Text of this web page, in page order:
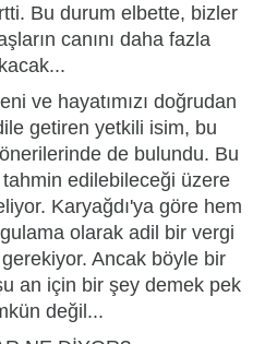
Bu durum elbette, bizler
canını daha fazla
ve hayatımızı doğrudan
getiren yetkili isim, bu
de bulundu. Bu
edilebileceği üzere
Karyağdı'ya görehem
olarak adil bir vergi
Ancak böyle bir
an için bir şey demek pek
değil...